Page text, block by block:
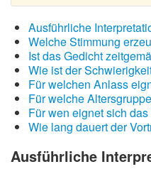
Ausführliche
Welche Stimmung
Ist das Gedicht
Wie ist der
Für welchen Anlass
Für welche
Für wen eignet sich
Wie lang dauert der
Ausführliche